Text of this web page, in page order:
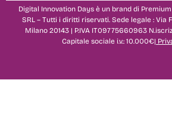
Digital Innovation Days è un brand di
SRL – Tutti i diritti riservati. Sede legale : Via
Milano 20143 | P.IVA IT09775660963
Capitale sociale i.v.: 10.000€|